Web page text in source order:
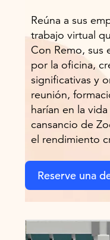
Reúna a sus
trabajo virtual
Con Remo, sus
por la oficina,
significativas y
reunión,
harían en la
cansancio de
el rendimiento
Reserve una